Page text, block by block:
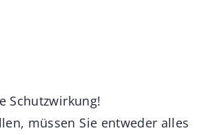
Schutzwirkung!
müssen Sie entweder alles